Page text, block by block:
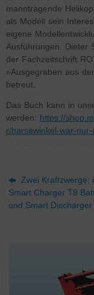
manntragende
als Modell sein
eigene
Ausführungen. Dieter
der Fachzeitschrift
»Ausgegraben aus
betreut.
Das Buch kann in
werden: https://
r/harsewinkel-war-nur-
Zwei Kraftzwerge:
Smart Charger T8
und Smart Discharger